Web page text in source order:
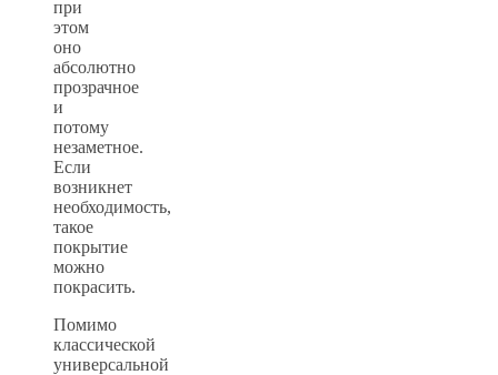
при
этом
оно
абсолютно
прозрачное
и
потому
незаметное.
Если
возникнет
необходимость,
такое
покрытие
можно
покрасить.
Помимо
классической
универсальной